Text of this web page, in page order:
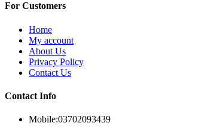
For Customers
Home
My account
About Us
Privacy Policy
Contact Us
Contact Info
Mobile:03702093439